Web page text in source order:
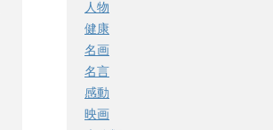
人物
健康
名画
名言
感動
映画